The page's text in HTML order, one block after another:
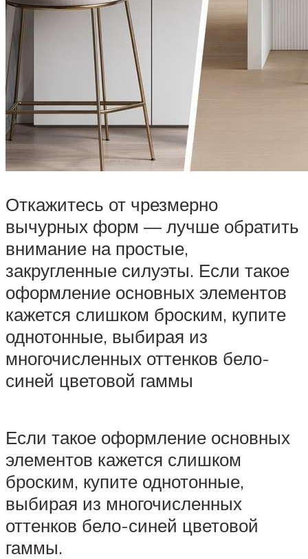
Откажитесь от чрезмерно
вычурных форм — лучше обратить
внимание на простые,
закругленные силуэты. Если такое
оформление основных элементов
кажется слишком броским, купите
однотонные, выбирая из
многочисленных оттенков бело-
синей цветовой гаммы
Если такое оформление основных
элементов кажется слишком
броским, купите однотонные,
выбирая из многочисленных
оттенков бело-синей цветовой
гаммы.